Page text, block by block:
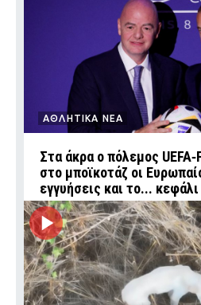
ΑΘΛΗΤΙΚΑ ΝΕΑ
Στα άκρα ο πόλεμος
στο μποϊκοτάζ οι
εγγυήσεις και το...